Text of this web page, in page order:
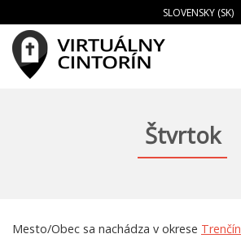
SLOVENSKY (SK)
Štvrtok
Mesto/Obec sa nachádza v okrese Trenčín